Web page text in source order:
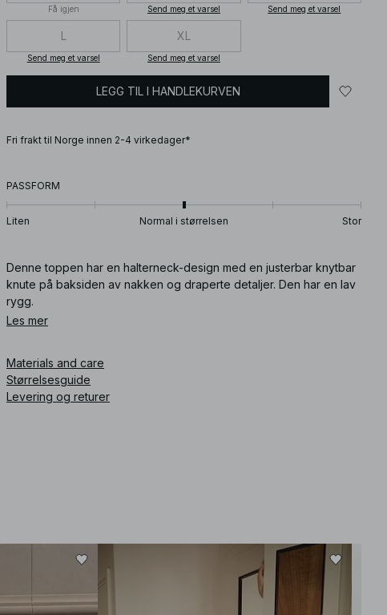
Få igjen Send meg et varsel Send meg et varsel
L
Send meg et varsel
XL
Send meg et varsel
LEGG TIL I HANDLEKURVEN
Fri frakt til Norge innen 2-4 virkedager*
PASSFORM
Liten Normal i størrelsen Stor
Denne toppen har en halterneck-design med en justerbar knytbar
knute på baksiden av nakken og draperte detaljer. Den har en lav
rygg.
Les mer
Materials and care
Størrelsesguide
Levering og returer